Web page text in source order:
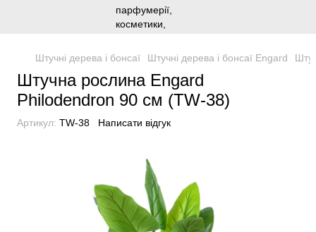
Штучні дерева і бонсаї Штучні дерева і бонсаї Engard
Штучна рослина Engard
Philodendron 90 cм (TW-38)
Артикул: TW-38 Написати відгук